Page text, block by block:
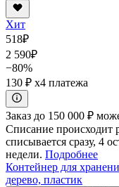
Хит
518₽
2 590₽
−80%
130 ₽ x4 платежа
Заказ до 150 000 ₽
Списание
списывается сразу, 4
недели. Подробнее
Контейнер для
дерево, пластик